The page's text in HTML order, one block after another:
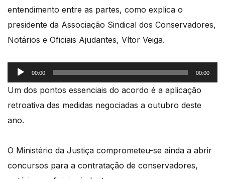
entendimento entre as partes, como explica o
presidente da Associação Sindical dos Conservadores,
Notários e Oficiais Ajudantes, Vítor Veiga.
Reprodutor
de
00:00 00:00
Um dos pontos essenciais do acordo é a aplicação
retroativa das medidas negociadas a outubro deste
ano.
O Ministério da Justiça comprometeu-se ainda a abrir
concursos para a contratação de conservadores,